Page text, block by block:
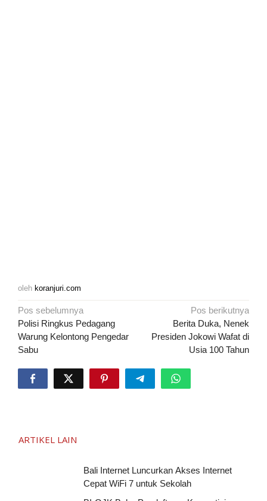
oleh koranjuri.com
Navigasi
pos
Pos sebelumnya
Polisi Ringkus Pedagang
Warung Kelontong Pengedar
Sabu
Pos berikutnya
Berita Duka, Nenek
Presiden Jokowi Wafat di
Usia 100 Tahun
ARTIKEL LAIN
Bali Internet Luncurkan Akses Internet
Cepat WiFi 7 untuk Sekolah